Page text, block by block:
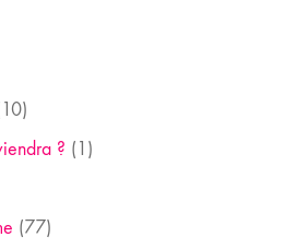
? (1)
(77)